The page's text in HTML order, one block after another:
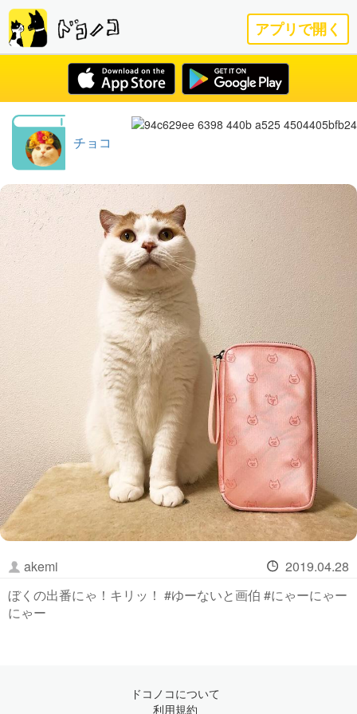
アプリで開く
チョコ
akemi
2019.04.28
ぼくの出番にゃ！キリッ！ #ゆーないと画伯 #にゃーにゃー
にゃー
ドコノコについて
利用規約